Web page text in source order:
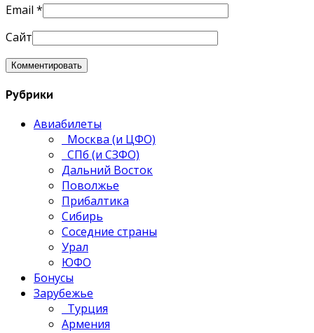
Email *
Сайт
Рубрики
Авиабилеты
Москва (и ЦФО)
СПб (и СЗФО)
Дальний Восток
Поволжье
Прибалтика
Сибирь
Соседние страны
Урал
ЮФО
Бонусы
Зарубежье
Турция
Армения